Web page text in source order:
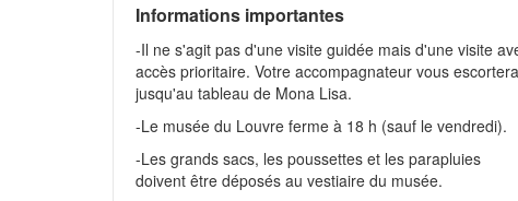
Informations importantes
-Il ne s'agit pas d'une visite guidée mais d'une visite
accès prioritaire. Votre accompagnateur vous escortera
jusqu'au tableau de Mona Lisa.
-Le musée du Louvre ferme à 18 h (sauf le vendredi).
-Les grands sacs, les poussettes et les parapluies
doivent être déposés au vestiaire du musée.